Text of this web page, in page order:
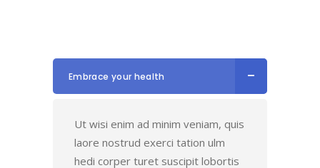
Embrace your health
Ut wisi enim ad minim veniam, quis
laore nostrud exerci tation ulm
hedi corper turet suscipit lobortis